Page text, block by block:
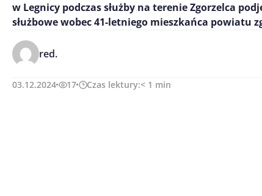
w Legnicy podczas służby na terenie Zgorzelca
służbowe wobec 41-letniego mieszkańca powiatu
red.
03.12.2024 17 Czas lektury:< 1 min